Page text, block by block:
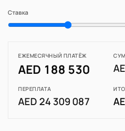
Ставка
ЕЖЕМЕСЯЧНЫЙ ПЛАТЁЖ
AED 188 530
ПЕРЕПЛАТА
AED 24 309 087